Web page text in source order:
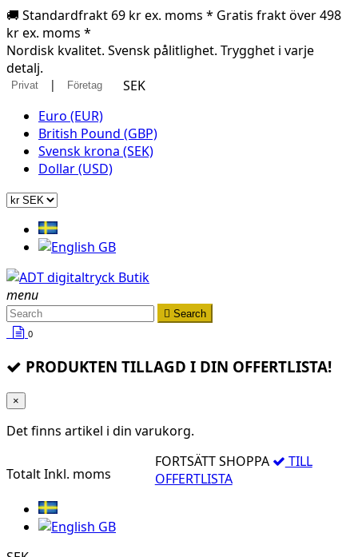
🚚 Standardfrakt 69 kr ex. moms * Gratis frakt över 498
kr ex. moms *
Nordisk kvalitet. Svensk pålitlighet. Trygghet i varje
detalj.
Privat | Företag
SEK
Euro (EUR)
British Pound (GBP)
Svensk krona (SEK)
Dollar (USD)
menu
 Search
0
PRODUKTEN TILLAGD I DIN OFFERTLISTA!
×
Det finns artikel i din varukorg.
TotaltInkl. moms
FORTSÄTT SHOPPA
TILL
OFFERTLISTA